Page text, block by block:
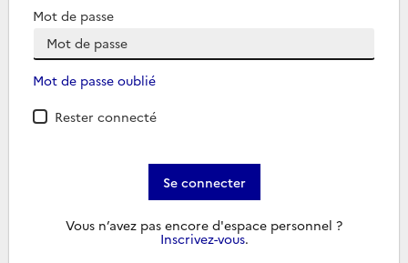
Mot de passe
Mot de passe oublié
Rester connecté
Se connecter
Vous n’avez pas encore d'espace personnel ?
Inscrivez-vous.